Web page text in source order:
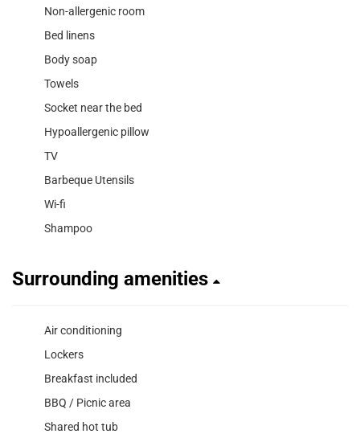
Non-allergenic room
Bed linens
Body soap
Towels
Socket near the bed
Hypoallergenic pillow
TV
Barbeque Utensils
Wi-fi
Shampoo
Surrounding amenities
Air conditioning
Lockers
Breakfast included
BBQ / Picnic area
Shared hot tub